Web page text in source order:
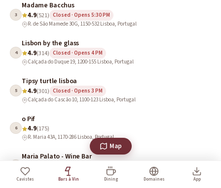
3
Madame Bacchus
4.9(521) Closed · Opens 5:30 PM
R. de São Mamede 30G, 1150-532 Lisboa, Portugal
4
Lisbon by the glass
4.9(314) Closed · Opens 4 PM
Calçada do Duque 19, 1200-155 Lisboa, Portugal
5
Tipsy turtle lisboa
4.9(301) Closed · Opens 3 PM
Calçada do Cascão 10, 1100-123 Lisboa, Portugal
6
o Pif
4.9(175)
R. Maria 43A, 1170-286 Lisboa, Portugal
Maria Palato - Wine Bar
4.8
5 minutes from Sé Cathedral, R. da Madalena 120, 1100-323 Lisboa, Portugal
Cavistes Bars à Vin Dining Domaines App
Map